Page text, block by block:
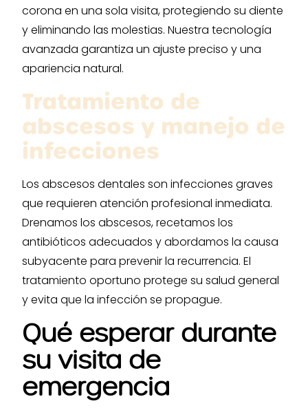
corona en una sola visita, protegiendo su diente
y eliminando las molestias. Nuestra tecnología
avanzada garantiza un ajuste preciso y una
apariencia natural.
Tratamiento de
abscesos y manejo de
infecciones
Los abscesos dentales son infecciones graves
que requieren atención profesional inmediata.
Drenamos los abscesos, recetamos los
antibióticos adecuados y abordamos la causa
subyacente para prevenir la recurrencia. El
tratamiento oportuno protege su salud general
y evita que la infección se propague.
Qué esperar durante
su visita de
emergencia